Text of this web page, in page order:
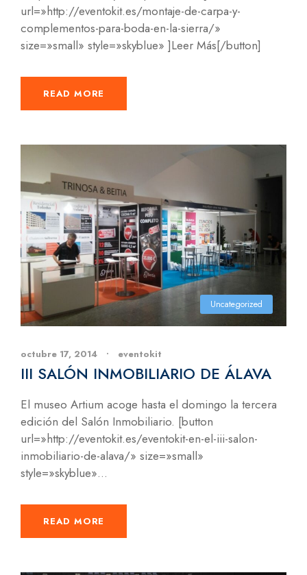
url=»http://eventokit.es/montaje-de-carpa-y-
complementos-para-boda-en-la-sierra/»
size=»small» style=»skyblue» ]Leer Más[/button]
READ MORE
Uncategorized
octubre 17, 2014 • eventokit
III SALÓN INMOBILIARIO DE ÁLAVA
El museo Artium acoge hasta el domingo la tercera
edición del Salón Inmobiliario. [button
url=»http://eventokit.es/eventokit-en-el-iii-salon-
inmobiliario-de-alava/» size=»small»
style=»skyblue»...
READ MORE